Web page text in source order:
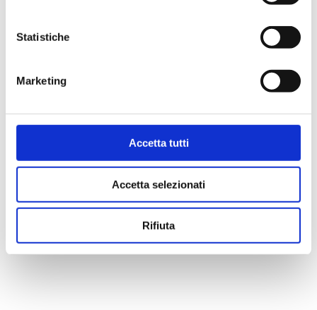
Statistiche
Marketing
Accetta tutti
Accetta selezionati
Rifiuta